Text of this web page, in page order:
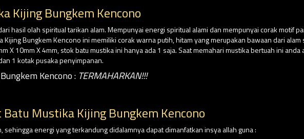
Kijing Bungkem Kencono
hasil olah spiritual tarikan alam. Mempunyai energi spiritual alami dan mempunyai corak motif
Kijing Bungkem Kencono ini memiliki corak warna putih, hitam yang merupakan bawaan dari alam
X 10mm X 4mm, stok batu mustika ini hanya ada 1 saja. Saat memahari mustika bertuah ini
1 kotak pusaka penyimpanan.
Kencono : TERMAHARKAN!!!
Mustika Kijing Bungkem Kencono
sehingga energi yang terkandung didalamnya dapat dimanfatkan insya allah guna :